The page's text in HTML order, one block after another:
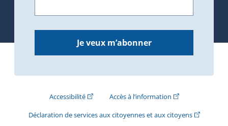
Je veux m’abonner
Accessibilité(Cet hyperlien externe s'ouvrira dans une
Accès à l’information(Cet hyperlien
Déclaration de services aux citoyennes et aux citoyens(Cet